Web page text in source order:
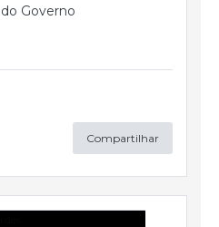
Governo
Compartilhar